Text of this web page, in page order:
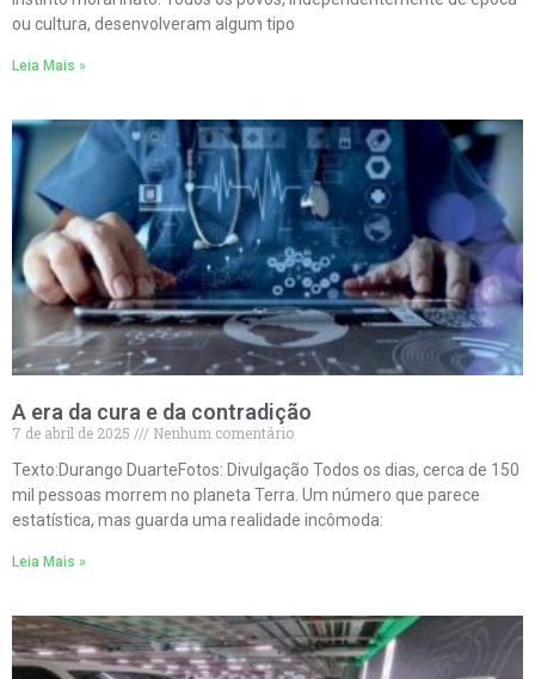
ou cultura, desenvolveram algum tipo
Leia Mais »
A era da cura e da contradição
7 de abril de 2025
Nenhum comentário
Texto:Durango DuarteFotos: Divulgação Todos os dias, cerca de 150
mil pessoas morrem no planeta Terra. Um número que parece
estatística, mas guarda uma realidade incômoda:
Leia Mais »